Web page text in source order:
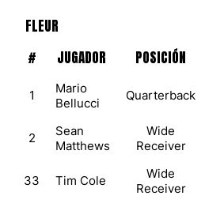
FLEUR
#
JUGADOR POSICIÓN
1
Mario
Bellucci
Quarterback
2
Sean
Matthews
Wide
Receiver
33 Tim Cole
Wide
Receiver